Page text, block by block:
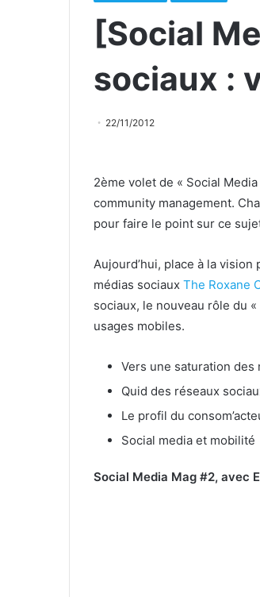
[Social
sociaux :
22/11/2012
2ème volet de « Social
community management.
pour faire le point sur ce
Aujourd’hui, place à la vision
médias sociaux The Roxane
sociaux, le nouveau rôle du
usages mobiles.
Vers une saturation des
Quid des réseaux
Le profil du
Social media et mobilité
Social Media Mag #2, avec